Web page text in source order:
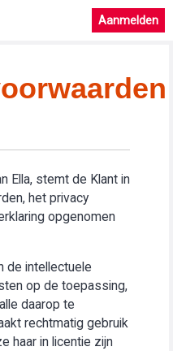
Aanmelden
Ella, stemt de Klant in
het privacy
opgenomen
de intellectuele
op de toepassing,
daarop te
rechtmatig gebruik
haar in licentie zijn